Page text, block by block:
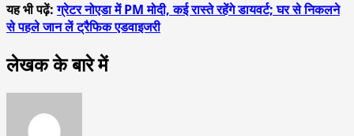
यह भी पढ़ें: ग्रेटर नोएडा में PM मोदी, कई रास्ते रहेंगे डायवर्ट; घर से निकलने
से पहले जान लें ट्रैफिक एडवाइजरी
लेखक के बारे में